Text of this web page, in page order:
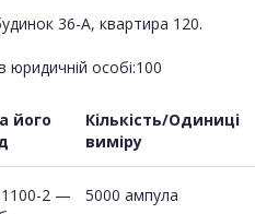
36-А, квартира 120.
юридичній особі:100
його
Кількість/Одиниці
виміру
2 —
5000 ампула